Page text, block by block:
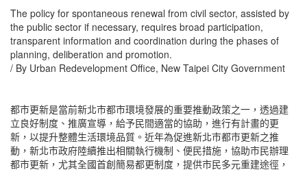
The policy for spontaneous renewal from civil sector, assisted by
the public sector if necessary, requires broad participation,
transparent information and coordination during the phases of
planning, deliberation and promotion.
/ By Urban Redevelopment Office, New Taipei City Government
都市更新是當前新北市都市環境發展的重要推動政策之一，透過建
立良好制度、推廣宣導，給予民間適當的協助，進行有計畫的更
新，以提升整體生活環境品質。近年為促進新北市都市更新之推
動，新北市政府陸續推出相關執行機制、便民措施，協助市民辦理
都市更新，尤其全國首創簡易都更制度，提供市民多元重建途徑，